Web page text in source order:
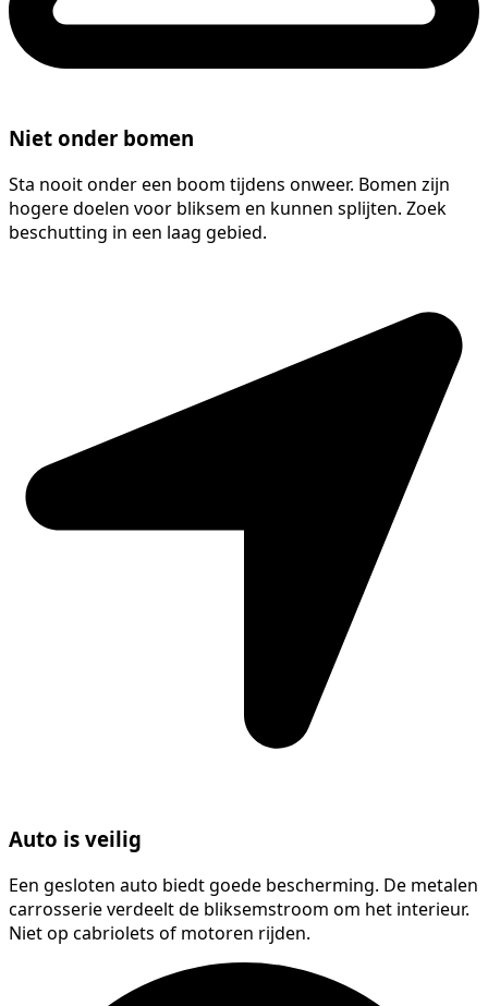
Niet onder bomen
Sta nooit onder een boom tijdens onweer. Bomen zijn
hogere doelen voor bliksem en kunnen splijten. Zoek
beschutting in een laag gebied.
Auto is veilig
Een gesloten auto biedt goede bescherming. De metalen
carrosserie verdeelt de bliksemstroom om het interieur.
Niet op cabriolets of motoren rijden.